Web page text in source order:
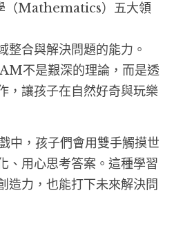
（Mathematics）五大領
整合與解決問題的能力。
不是艱深的理論，而是透
，讓孩子在自然好奇與玩樂
中，孩子們會用雙手觸摸世
、用心思考答案。這種學習
造力，也能打下未來解決問